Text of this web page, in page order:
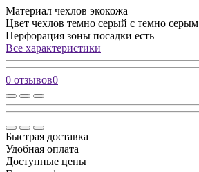
Материал чехлов экокожа
Цвет чехлов темно серый с темно серым
Перфорация зоны посадки есть
Все характеристики
0 отзывов0
Быстрая доставка
Удобная оплата
Доступные цены